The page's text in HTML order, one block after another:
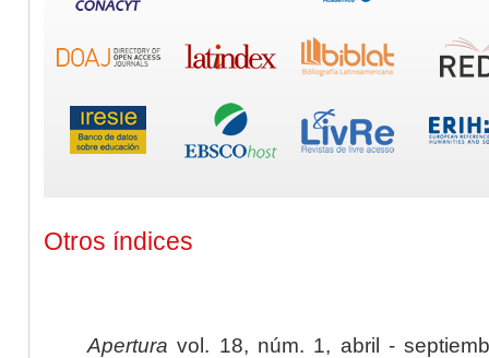
Otros índices
Apertura vol. 18, núm. 1, abril -